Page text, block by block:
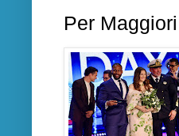
Per